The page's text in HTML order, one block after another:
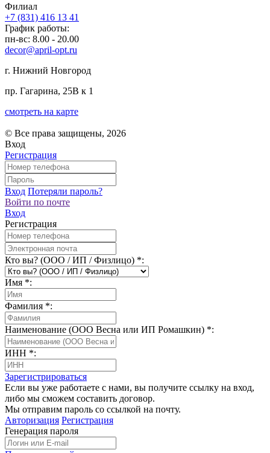
Филиал
+7 (831) 416 13 41
График работы:
пн-вс: 8.00 - 20.00
decor@april-opt.ru
г. Нижний Новгород
пр. Гагарина, 25В к 1
смотреть на карте
© Все права защищены, 2026
Вход
Регистрация
Вход Потеряли пароль?
Войти по почте
Вход
Регистрация
Кто вы? (ООО / ИП / Физлицо) *:
Имя *:
Фамилия *:
Наименование (ООО Весна или ИП Ромашкин) *:
ИНН *:
Зарегистрироваться
Если вы уже работаете с нами, вы получите ссылку на вход,
либо мы сможем составить договор.
Мы отправим пароль со ссылкой на почту.
Авторизация Регистрация
Генерация пароля